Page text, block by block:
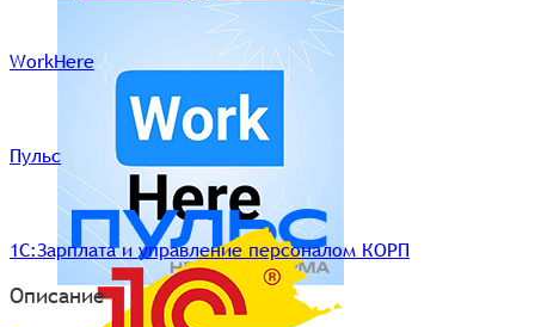
WorkHere
Пульс
1С:Зарплата и управление персоналом КОРП
Описание